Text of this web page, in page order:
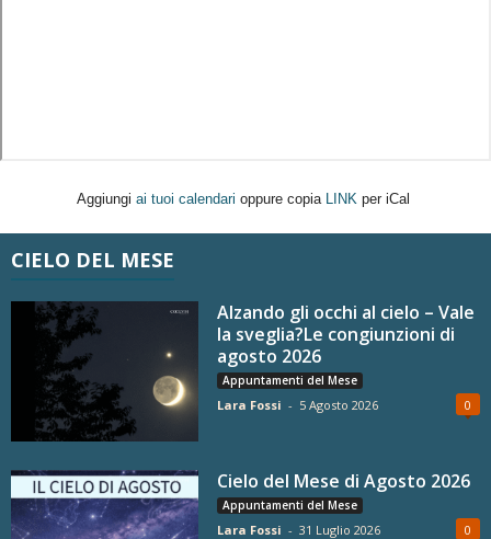
Aggiungi ai tuoi calendari oppure copia LINK per iCal
CIELO DEL MESE
Alzando gli occhi al cielo – Vale
la sveglia?Le congiunzioni di
agosto 2026
Appuntamenti del Mese
Lara Fossi - 5 Agosto 2026 0
Cielo del Mese di Agosto 2026
Appuntamenti del Mese
Lara Fossi - 31 Luglio 2026 0